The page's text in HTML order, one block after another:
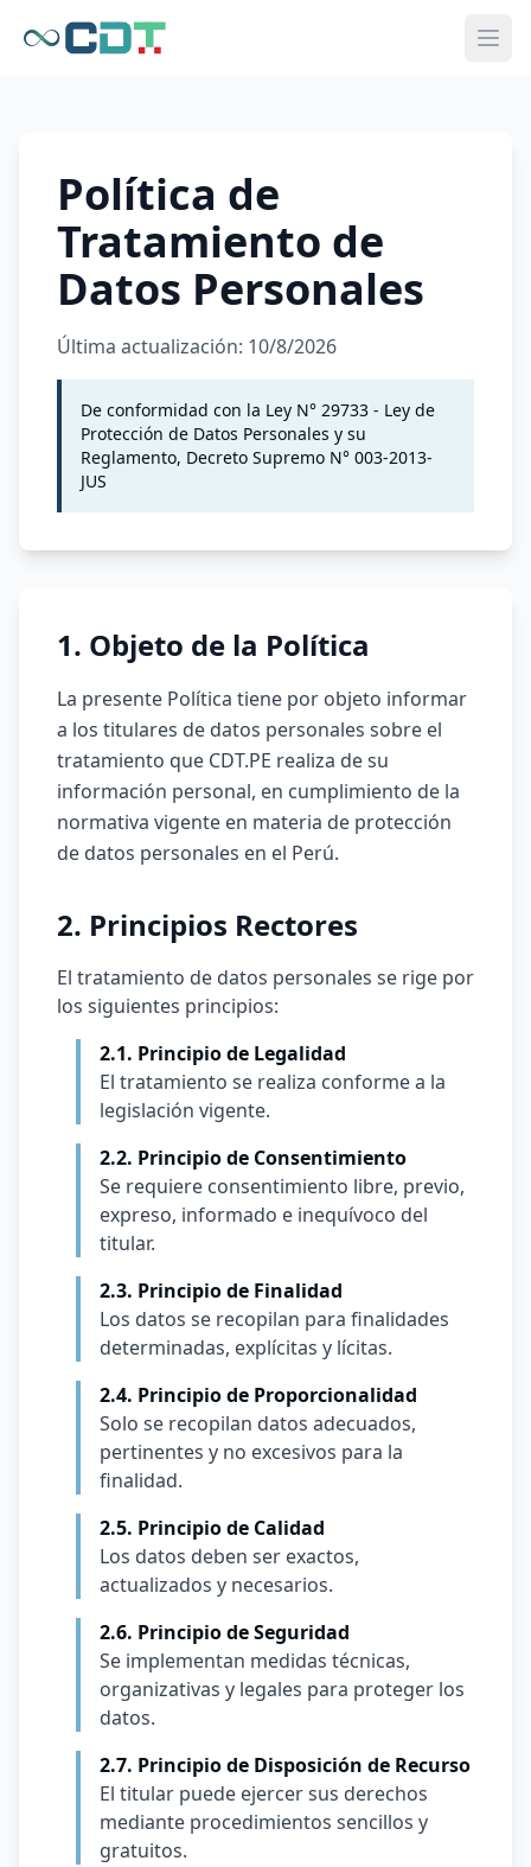
Política de
Tratamiento de
Datos Personales
Última actualización: 10/8/2026
De conformidad con la Ley N° 29733 - Ley de
Protección de Datos Personales y su
Reglamento, Decreto Supremo N° 003-2013-
JUS
1. Objeto de la Política
La presente Política tiene por objeto informar
a los titulares de datos personales sobre el
tratamiento que CDT.PE realiza de su
información personal, en cumplimiento de la
normativa vigente en materia de protección
de datos personales en el Perú.
2. Principios Rectores
El tratamiento de datos personales se rige por
los siguientes principios:
2.1. Principio de Legalidad
El tratamiento se realiza conforme a la
legislación vigente.
2.2. Principio de Consentimiento
Se requiere consentimiento libre, previo,
expreso, informado e inequívoco del
titular.
2.3. Principio de Finalidad
Los datos se recopilan para finalidades
determinadas, explícitas y lícitas.
2.4. Principio de Proporcionalidad
Solo se recopilan datos adecuados,
pertinentes y no excesivos para la
finalidad.
2.5. Principio de Calidad
Los datos deben ser exactos,
actualizados y necesarios.
2.6. Principio de Seguridad
Se implementan medidas técnicas,
organizativas y legales para proteger los
datos.
2.7. Principio de Disposición de Recurso
El titular puede ejercer sus derechos
mediante procedimientos sencillos y
gratuitos.